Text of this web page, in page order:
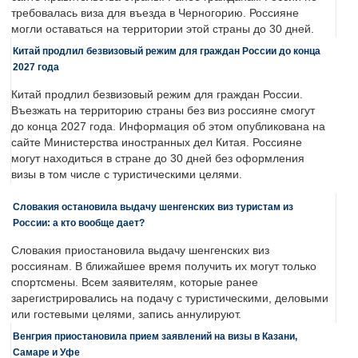
требовалась виза для въезда в Черногорию. Россияне
могли оставаться на территории этой страны до 30 дней.
Китай продлил безвизовый режим для граждан России до конца
2027 года
Китай продлил безвизовый режим для граждан России.
Въезжать на территорию страны без виз россияне смогут
до конца 2027 года. Информация об этом опубликована на
сайте Министерства иностранных дел Китая. Россияне
могут находиться в стране до 30 дней без оформления
визы в том числе с туристическими целями.
Словакия остановила выдачу шенгенских виз туристам из
России: а кто вообще дает?
Словакия приостановила выдачу шенгенских виз
россиянам. В ближайшее время получить их могут только
спортсмены. Всем заявителям, которые ранее
зарегистрировались на подачу с туристическими, деловыми
или гостевыми целями, запись аннулируют.
Венгрия приостановила прием заявлений на визы в Казани,
Самаре и Уфе